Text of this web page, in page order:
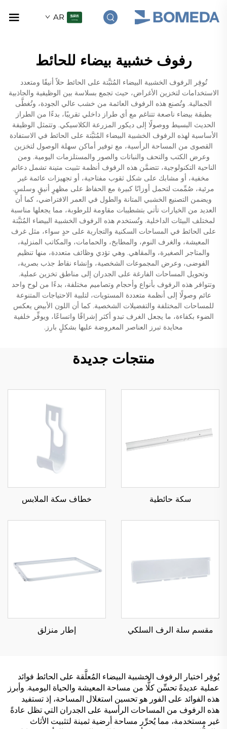
AR
رفوف خشبية بيضاء للحائط
تُوفِر الرفوف الخشبية البيضاء المُثبَّتة على الحائط حلاً أنيقًا ومتعدد
الاستخدامات لتخزين الأغراض، حيث تجمع بسلاسة بين الوظيفية والجاذبية
الجمالية. وتُصنع هذه الرفوف العائمة من خشب عالي الجودة، وتُغطَّى
بطبقة بيضاء ناصعة تتناغم مع أي طراز داخلي تقريبًا، بدءًا من الطراز
الحديث البسيط ووصولًا إلى ديكور المزرعة الكلاسيكي. وتتمثل الوظيفة
الأساسية لهذه الرفوف الخشبية البيضاء المُثبَّتة على الحائط في الاستفادة
القصوى من المساحة الرأسية، مع توفير أماكن سهلة الوصول لتخزين
وعرض الكتب والتحف والنباتات والصور والمستلزمات اليومية. ومن
الناحية التكنولوجية، تتضمَّن هذه الرفوف أنظمة تثبيت متينة تشمل دعائم
مخفية، أو مشابك على شكل ثقوب مفتاحية، أو تجهيزات عائمة غير
مرئية، صُمِّمت لتحمل أوزانًا كبيرة مع الحفاظ على مظهرٍ أنيقٍ وسلسٍ.
ويضمن التصنيع الخشبي المتانة والطول في العمر الافتراضي، كما أن
العديد من الخيارات تأتي بتشطيبات مقاومة للرطوبة، مما يجعلها مناسبة
لمختلف البيئات الداخلية. وتُستخدم هذه الرفوف الخشبية البيضاء المُثبَّتة
على الحائط في المساحات السكنية والتجارية على حدٍ سواء، مثل غرف
المعيشة، والغرف النوم، والمطابخ، والحمامات، والمكاتب المنزلية،
والمتاجر الصغيرة، والمقاهي. وهي تؤدي وظائف متعددة، منها تنظيم
الفوضى، وعرض المجموعات الشخصية، وإنشاء نقاط جذب بصرية،
وتحويل المساحات الفارغة على الجدران إلى مناطق تخزين عملية.
وتتوافر هذه الرفوف بأنواع وأحجام وتصاميم مختلفة، بدءًا من لوح واحد
عائم وصولًا إلى أنظمة متعددة المستويات، لتلبية الاحتياجات المتنوعة
للمساحات المختلفة والتفضيلات الشخصية. كما أن اللون الأبيض يعكس
الضوء بكفاءة، ما يجعل الغرف تبدو أكثر إشراقًا واتساعًا، ويوفِّر خلفية
محايدة تبرز العناصر المعروضة عليها بشكلٍ بارز.
منتجات جديدة
سكة حائطية خطاف سكة الملابس
مقسم سلة الرف السلكي إطار منزلق
يُوفِر اختيار الرفوف الخشبية البيضاء المُعلَّقة على الحائط فوائد
عملية عديدةً تحسِّن كلًّا من مساحة المعيشة والحياة اليومية. وأبرز
هذه الفوائد على الفور هو تحسين استغلال المساحة، إذ تستفيد
هذه الرفوف من المساحات الرأسية على الجدران التي تظل عادةً
غير مستخدمة، مما يُحرِّر مساحة أرضية ثمينة لتثبيت الأثاث